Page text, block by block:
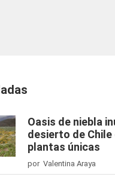
Oasis de niebla
desierto de Chile
plantas únicas
por Valentina Araya